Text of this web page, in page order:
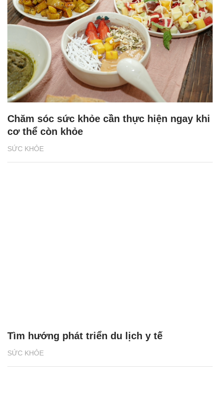
SỨC KHỎE
Chăm sóc sức khỏe cần thực hiện ngay khi
cơ thể còn khỏe
SỨC KHỎE
Tìm hướng phát triển du lịch y tế